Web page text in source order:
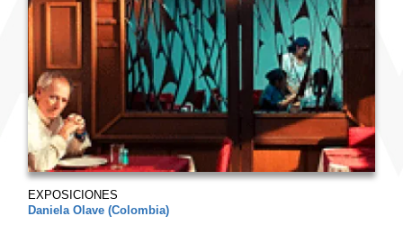
EXPOSICIONES
Daniela Olave (Colombia)